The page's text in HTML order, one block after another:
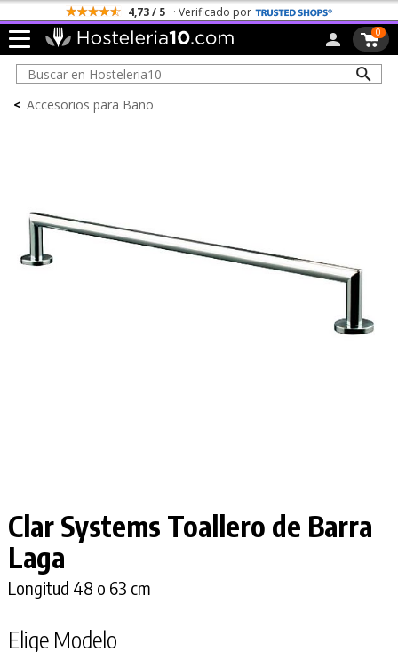
4,73 / 5 · Verificado por
0
< Accesorios para Baño
Clar Systems Toallero de Barra
Laga
Longitud 48 o 63 cm
Elige Modelo